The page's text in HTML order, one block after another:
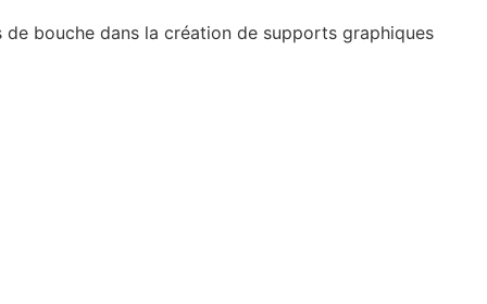
bouche dans la création de supports graphiques